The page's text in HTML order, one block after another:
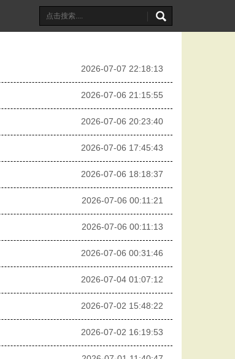
2026-07-07 22:18:13
2026-07-06 21:15:55
2026-07-06 20:23:40
2026-07-06 17:45:43
2026-07-06 18:18:37
2026-07-06 00:11:21
2026-07-06 00:11:13
2026-07-06 00:31:46
2026-07-04 01:07:12
2026-07-02 15:48:22
2026-07-02 16:19:53